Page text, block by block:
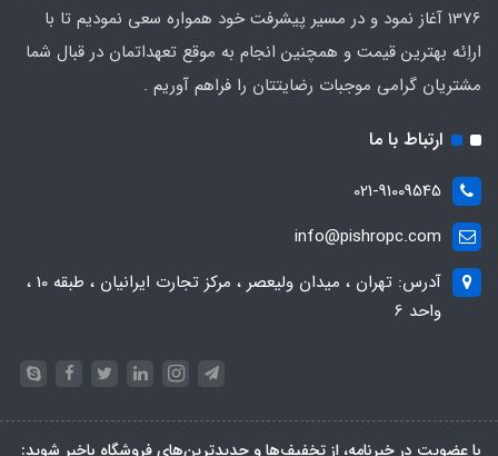
1376 آغاز نمود و در مسیر پیشرفت خود همواره سعی نمودیم تا با
اراِئه بهترین قیمت و همچنین انجام به موقع تعهداتمان در قبال شما
مشتریان گرامی موجبات رضایتتان را فراهم آوریم .
ارتباط با ما
021-91009545
info@pishropc.com
آدرس: تهران ، میدان ولیعصر ، مرکز تجارت ایرانیان ، طبقه 10 ،
واحد 6
با عضویت در خبرنامه، از تخفیف‌ها و جدیدترین‌های فروشگاه باخبر شوید: